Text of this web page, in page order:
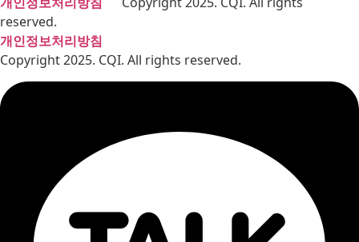
reserved.
개인정보처리방침
Copyright 2025. CQI. All rights reserved.